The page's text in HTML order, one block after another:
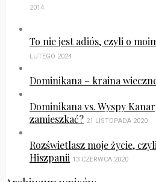
2014
To nie jest adiós, czyli o
LUTEGO 2024
Dominikana – kraina
Dominikana vs. Wyspy
zamieszkać? 21 LISTOPADA 2020
Rozświetlasz moje życie,
Hiszpanii 13 CZERWCA 2020